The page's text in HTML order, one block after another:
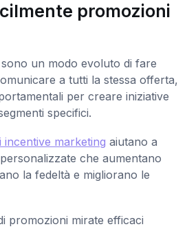
promozioni
un modo evoluto di fare
a tutti la stessa offerta,
per creare iniziative
specifici.
incentive marketing aiutano a
che aumentano
la fedeltà e migliorano le
promozioni mirate efficaci